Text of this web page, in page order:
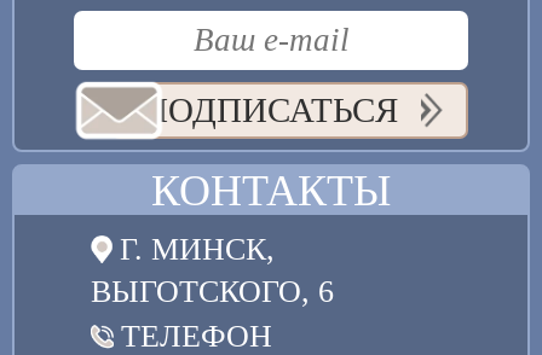
ПОДПИСАТЬСЯ
КОНТАКТЫ
Г. МИНСК,
ВЫГОТСКОГО, 6
ТЕЛЕФОН